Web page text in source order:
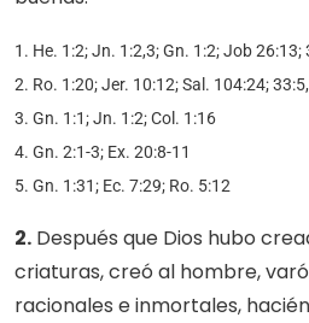
1. He. 1:2; Jn. 1:2,3; Gn. 1:2; Job 26:13;
2. Ro. 1:20; Jer. 10:12; Sal. 104:24;
3. Gn. 1:1; Jn. 1:2; Col. 1:16
4. Gn. 2:1-3; Ex. 20:8-11
5. Gn. 1:31; Ec. 7:29; Ro. 5:12
2. Después que Dios hubo
criaturas, creó al hombre,
racionales e inmortales,